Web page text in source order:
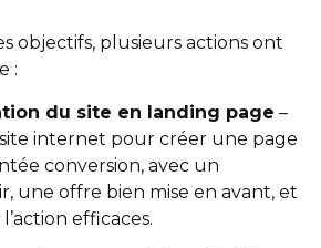
objectifs, plusieurs actions ont
:
du site en landing page –
internet pour créer une page
conversion, avec un
une offre bien mise en avant, et
efficaces.